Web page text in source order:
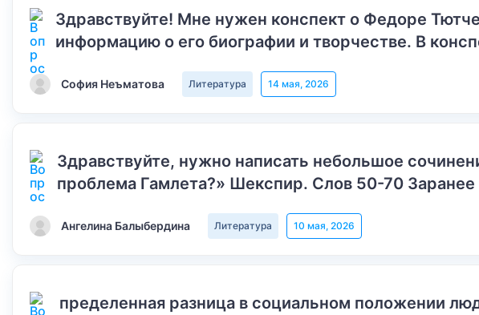
Здравствуйте! Мне нужен конспект о Федоре
информацию о его биографии и творчестве. В
София Неъматова Литература 14 мая, 2026
Здравствуйте, нужно написать небольшое
проблема Гамлета?» Шекспир. Слов 50-70 Заранее
Ангелина Балыбердина Литература 10 мая, 2026
пределенная разница в социальном положении